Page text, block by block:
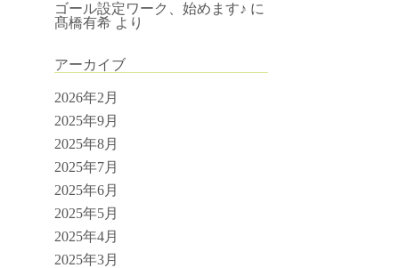
ゴール設定ワーク、始めます♪ に
髙橋有希 より
アーカイブ
2026年2月
2025年9月
2025年8月
2025年7月
2025年6月
2025年5月
2025年4月
2025年3月